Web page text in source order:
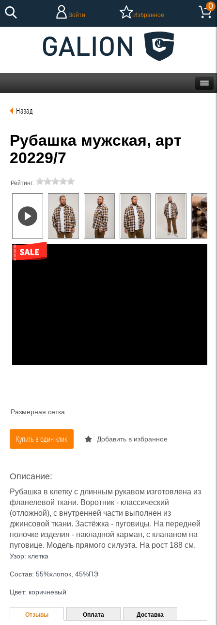
Войти Избранное
0
Назад
Рубашка мужская, арт
20229/7
Рейтинг:
Размерная сетка
Купить в один клик Добавить в избранное
Описание:
Рубашка в клетку с длинным рукавом изготовлена из
фланелевой ткани. Воротник - классический
(отложной), с внутренней части выполнен из
джинсовой ткани. Застёжка - пуговицы. На передней
полочке изделия - накладной карман, с клапаном на
пуговице. Модель прямого силуэта. На рост 188 см.
Узор: клетка
Состав: 55%хлопок, 45%ПЭ
Цвет: коричневый
Отзывы Оплата Доставка